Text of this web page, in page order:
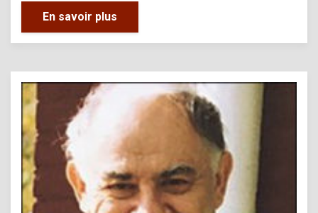
En savoir plus